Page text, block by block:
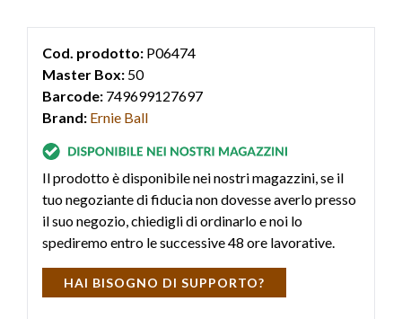
Cod. prodotto: P06474
Master Box: 50
Barcode: 749699127697
Brand: Ernie Ball
Il prodotto è disponibile nei nostri magazzini, se il
tuo negoziante di fiducia non dovesse averlo presso
il suo negozio, chiedigli di ordinarlo e noi lo
spediremo entro le successive 48 ore lavorative.
HAI BISOGNO DI SUPPORTO?